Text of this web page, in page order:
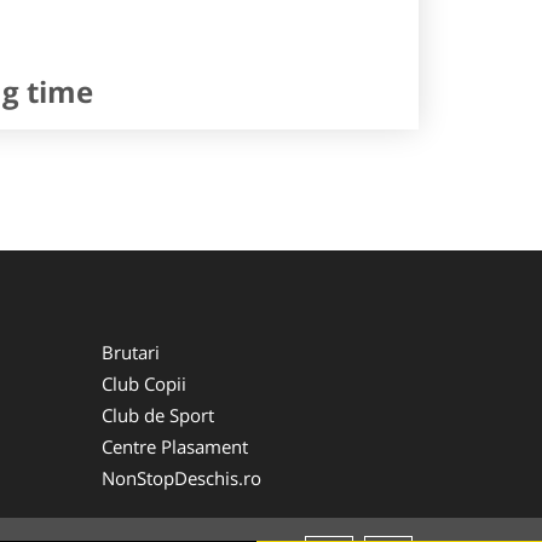
time
Brutari
Club Copii
Club de Sport
Centre Plasament
NonStopDeschis.ro